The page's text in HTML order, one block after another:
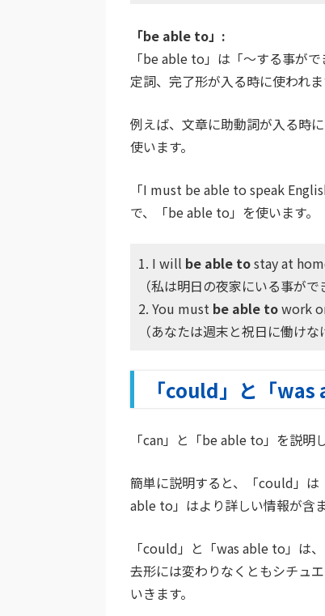
「be able to」:
「be able to」は「～する事が
定詞、完了形が入る時に使われま
例えば、文章に助動詞が入る時
使います。
「I must be able to speak
で、「be able to」を使います。
1. I will be able tostay at
（私は明日の夜家にいる事がで
2. You must be able towork
（あなたは週末と祝日に働けな
「could」と「
「can」と「be able to」を説明
簡単に説明すると、「could」は
able to」はより詳しい情報が含
「could」と「was able to」は
去形には変わりなくともシチュ
いきます。